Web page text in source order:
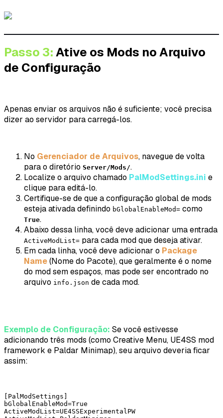
Passo 3:Ative os Mods no Arquivo
de Configuração
Apenas enviar os arquivos não é suficiente; você precisa
dizer ao servidor para carregá-los.
No Gerenciador de Arquivos, navegue de volta
para o diretório Server/Mods/.
Localize o arquivo chamado PalModSettings.ini e
clique para editá-lo.
Certifique-se de que a configuração global de mods
esteja ativada definindo bGlobalEnableMod= como
True.
Abaixo dessa linha, você deve adicionar uma entrada
ActiveModList= para cada mod que deseja ativar.
Em cada linha, você deve adicionar o Package
Name(Nome do Pacote), que geralmente é o nome
do mod sem espaços, mas pode ser encontrado no
arquivo info.json de cada mod.
Exemplo de Configuração: Se você estivesse
adicionando três mods (como Creative Menu, UE4SS mod
framework e Paldar Minimap), seu arquivo deveria ficar
assim:
[PalModSettings]
bGlobalEnableMod=True
ActiveModList=UE4SSExperimentalPW